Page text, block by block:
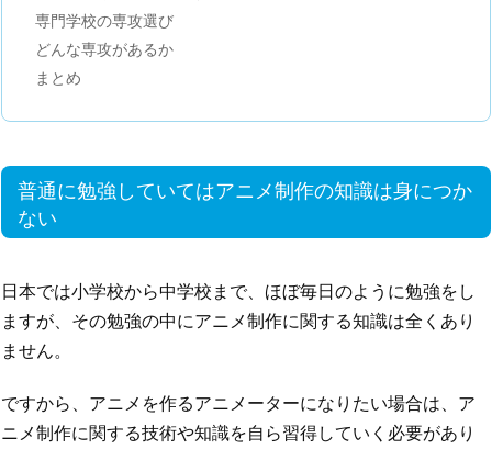
専門学校の専攻選び
どんな専攻があるか
まとめ
普通に勉強していてはアニメ制作の知識は身につか
ない
日本では小学校から中学校まで、ほぼ毎日のように勉強をし
ますが、その勉強の中にアニメ制作に関する知識は全くあり
ません。
ですから、アニメを作るアニメーターになりたい場合は、ア
ニメ制作に関する技術や知識を自ら習得していく必要があり